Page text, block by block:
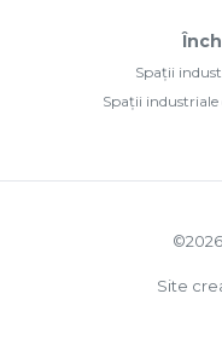
Spații
Spații industriale
©2026
Site